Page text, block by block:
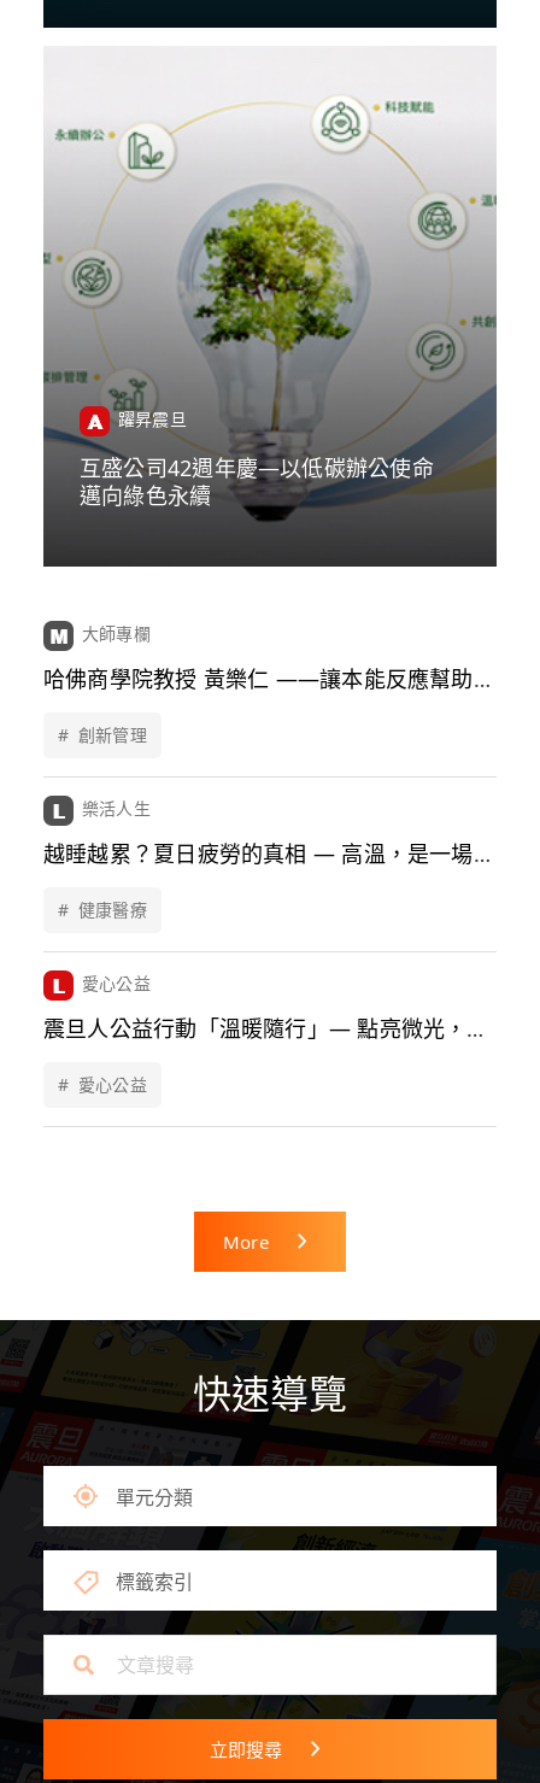
躍昇震旦
互盛公司42週年慶—以低碳辦公使命
邁向綠色永續
大師專欄
哈佛商學院教授 黃樂仁 ——讓本能反應幫助你
# 創新管理
樂活人生
越睡越累？夏日疲勞的真相 — 高溫，是一場身
# 健康醫療
愛心公益
震旦人公益行動「溫暖隨行」— 點亮微光，愛
# 愛心公益
More
快速導覽
單元分類
標籤索引
立即搜尋